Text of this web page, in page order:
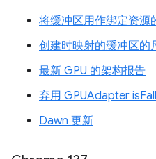
将缓冲区用作绑定资源
创建时映射的缓冲区的
最新 GPU 的架构报告
弃用 GPUAdapter
Dawn 更新